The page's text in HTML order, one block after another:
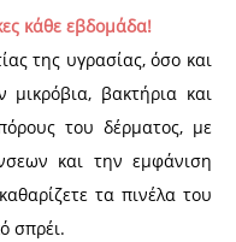
κάθε εβδομάδα!
της υγρασίας, όσο και
μικρόβια, βακτήρια και
του δέρματος, με
και την εμφάνιση
τα πινέλα του
σπρέι.